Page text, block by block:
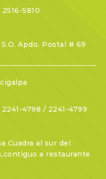
5810
Apdo. Postal # 69
4798 / 2241-4799
Cuadra al sur del
a restaurante